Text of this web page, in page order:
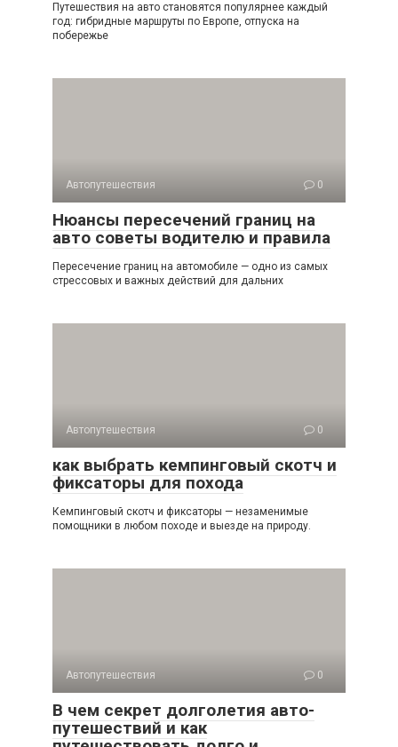
Путешествия на авто становятся популярнее каждый
год: гибридные маршруты по Европе, отпуска на
побережье
Автопутешествия 0
Нюансы пересечений границ на
авто советы водителю и правила
Пересечение границ на автомобиле — одно из самых
стрессовых и важных действий для дальних
Автопутешествия 0
как выбрать кемпинговый скотч и
фиксаторы для похода
Кемпинговый скотч и фиксаторы — незаменимые
помощники в любом походе и выезде на природу.
Автопутешествия 0
В чем секрет долголетия авто-
путешествий и как